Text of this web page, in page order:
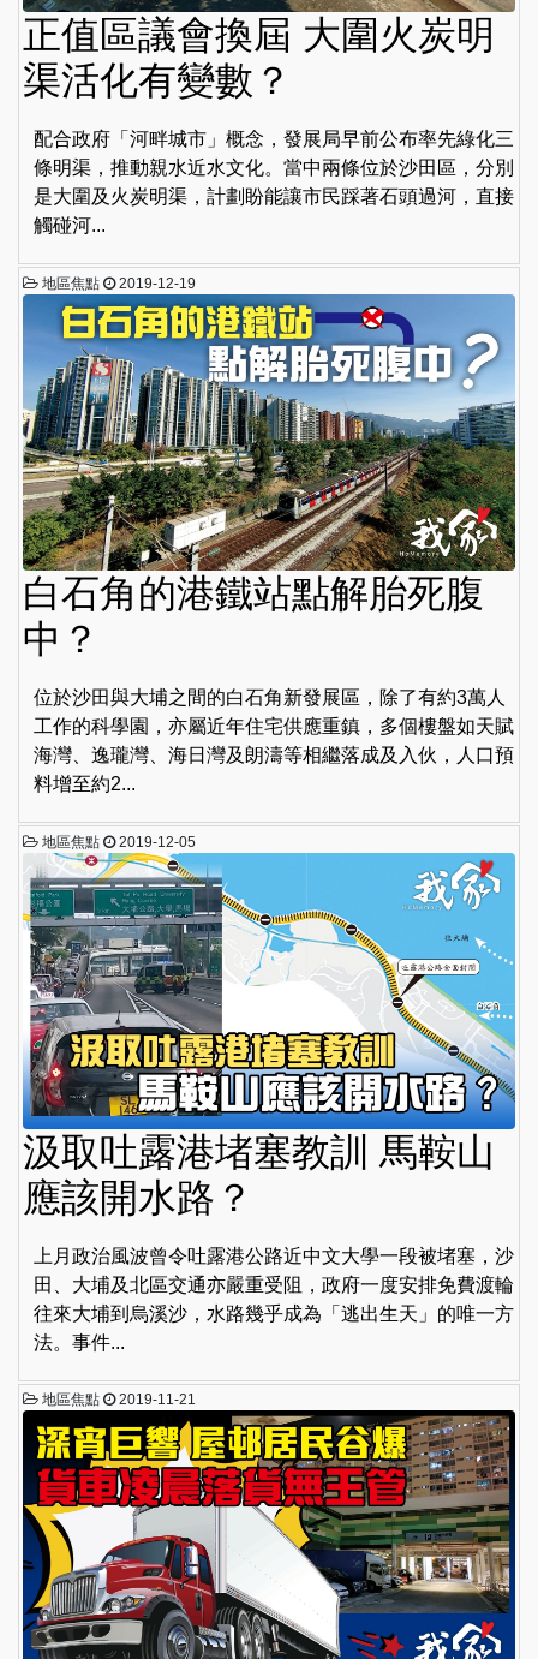
正值區議會換屆 大圍火炭明
渠活化有變數？
配合政府「河畔城市」概念，發展局早前公布率先綠化三
條明渠，推動親水近水文化。當中兩條位於沙田區，分別
是大圍及火炭明渠，計劃盼能讓市民踩著石頭過河，直接
觸碰河...
地區焦點 2019-12-19
白石角的港鐵站點解胎死腹
中？
位於沙田與大埔之間的白石角新發展區，除了有約3萬人
工作的科學園，亦屬近年住宅供應重鎮，多個樓盤如天賦
海灣、逸瓏灣、海日灣及朗濤等相繼落成及入伙，人口預
料增至約2...
地區焦點 2019-12-05
汲取吐露港堵塞教訓 馬鞍山
應該開水路？
上月政治風波曾令吐露港公路近中文大學一段被堵塞，沙
田、大埔及北區交通亦嚴重受阻，政府一度安排免費渡輪
往來大埔到烏溪沙，水路幾乎成為「逃出生天」的唯一方
法。事件...
地區焦點 2019-11-21